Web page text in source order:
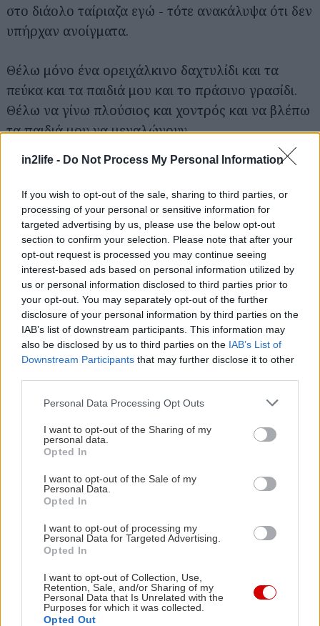
in2life - Do Not Process My Personal Information
If you wish to opt-out of the sale, sharing to third parties, or
processing of your personal or sensitive information for
targeted advertising by us, please use the below opt-out
section to confirm your selection. Please note that after your
opt-out request is processed you may continue seeing
interest-based ads based on personal information utilized by
us or personal information disclosed to third parties prior to
your opt-out. You may separately opt-out of the further
disclosure of your personal information by third parties on the
IAB’s list of downstream participants. This information may
also be disclosed by us to third parties on the IAB’s List of
Downstream Participants that may further disclose it to other
Please note that this website/app uses one or more Google
not limited to your visit or usage behaviour. You may click to
grant or deny consent to Google and its third-party tags to
use your data for below specified purposes in below Google
consent section.
Personal Data Processing Opt Outs
I want to opt-out of the Sharing of my
personal data.
Opted In
I want to opt-out of the Sale of my
Personal Data.
Opted In
I want to opt-out of processing my
Personal Data for Targeted Advertising.
Opted In
I want to opt-out of Collection, Use,
Retention, Sale, and/or Sharing of my
Personal Data that Is Unrelated with the
Purposes for which it was collected.
Opted Out
στο διάολο ταίριαζα εγώ - τότε ανακάλυψα ότι δεν
υπήρχαν ανοίγματα.
Θέλω μόνο ένα ορειχάλκινο δαχτυλίδι και τα
πεύκα και τα παιδιά μου και το πράσινο γρασίδι.
Θέλω να γίνω πλούσιος και χοντρός και να βλέπω
τα παιδιά μου να μεγαλώνουν.
Ζω για τον εαυτό μου και δίνω αναφορά σε
κανέναν.
Όλες οι Ταινίες
ΤΑΙΝΊΕΣ (ΕΛΛΗΝΙΚΌΣ ΤΊΤΛΟΣ)
ΤΑΙΝΊΕΣ (ΠΡΩΤΌΤΥΠΟΣ ΤΊΤΛΟΣ)
Όλες οι Αίθουσες
ΑΊΘΟΥΣΕΣ (ΑΛΦΑΒΗΤΙΚΆ)
MULTIPLEX
Αναζήτηση